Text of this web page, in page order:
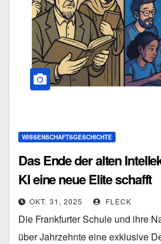
WISSENSCHAFTSGESCHICHTE
Das Ende der alten
KI eine neue Elite schafft
OKT. 31, 2025 FLECK
Die Frankfurter Schule und ihre
über Jahrzehnte eine exklusive